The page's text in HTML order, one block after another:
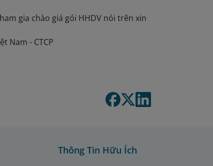
gia chào giá gói HHDV nói trên xin
Nam - CTCP
Thông Tin Hữu Ích